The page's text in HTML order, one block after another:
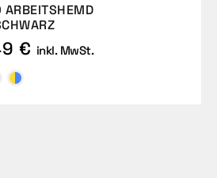
ARBEITSHEMD
€ inkl. MwSt.